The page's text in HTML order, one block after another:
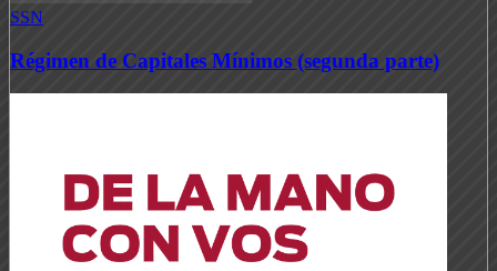
SSN
Régimen de Capitales Mínimos (segunda parte)